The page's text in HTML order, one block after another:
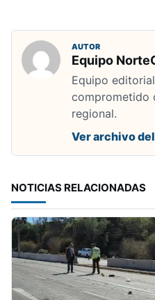
AUTOR
Equipo
Equipo
comprometido
regional.
Ver archivo
NOTICIAS RELACIONADAS